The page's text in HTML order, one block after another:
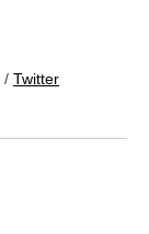
/ Twitter